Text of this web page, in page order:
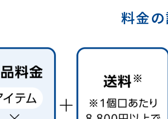
料金